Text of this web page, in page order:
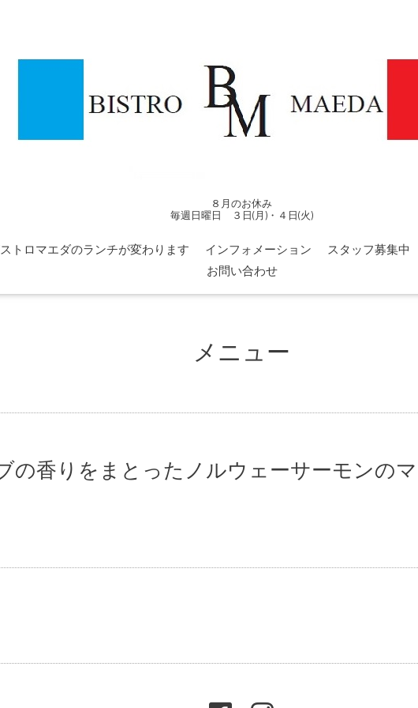
８月のお休み
毎週日曜日 ３日(月)・４日(火)
ストロマエダのランチが変わります インフォメーション
スタッフ募集中
お問い合わせ
メニュー
の香りをまとったノルウェーサーモンの